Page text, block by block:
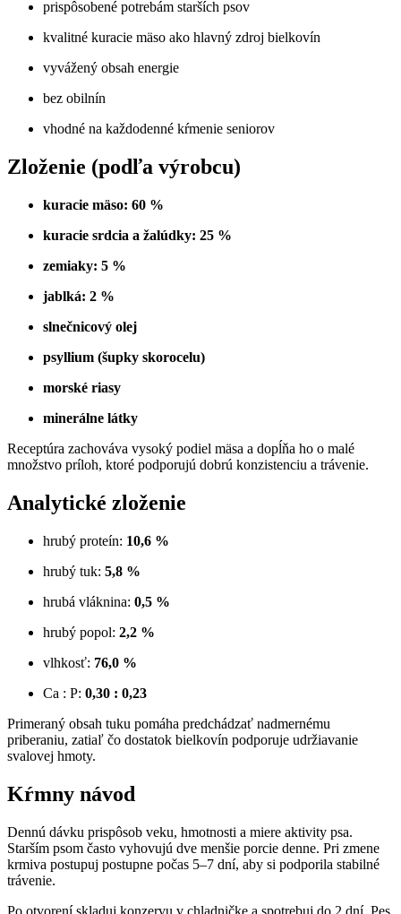
prispôsobené potrebám starších psov
kvalitné kuracie mäso ako hlavný zdroj bielkovín
vyvážený obsah energie
bez obilnín
vhodné na každodenné kŕmenie seniorov
Zloženie (podľa výrobcu)
kuracie mäso: 60 %
kuracie srdcia a žalúdky: 25 %
zemiaky: 5 %
jablká: 2 %
slnečnicový olej
psyllium (šupky skorocelu)
morské riasy
minerálne látky
Receptúra zachováva vysoký podiel mäsa a dopĺňa ho o malé
množstvo príloh, ktoré podporujú dobrú konzistenciu a trávenie.
Analytické zloženie
hrubý proteín: 10,6 %
hrubý tuk: 5,8 %
hrubá vláknina: 0,5 %
hrubý popol: 2,2 %
vlhkosť: 76,0 %
Ca : P: 0,30 : 0,23
Primeraný obsah tuku pomáha predchádzať nadmernému
priberaniu, zatiaľ čo dostatok bielkovín podporuje udržiavanie
svalovej hmoty.
Kŕmny návod
Dennú dávku prispôsob veku, hmotnosti a miere aktivity psa.
Starším psom často vyhovujú dve menšie porcie denne. Pri zmene
krmiva postupuj postupne počas 5–7 dní, aby si podporila stabilné
trávenie.
Po otvorení skladuj konzervu v chladničke a spotrebuj do 2 dní. Pes